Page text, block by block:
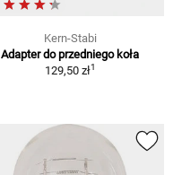
Kern-Stabi
Adapter do przedniego koła
129,50 zł1